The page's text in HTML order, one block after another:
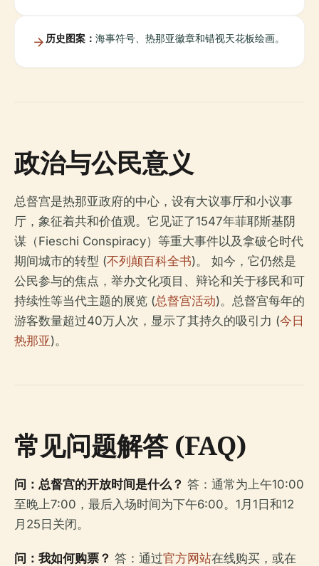
历史图案： 海事符号、热那亚徽章和错视天花板绘画。
政治与公民意义
总督宫是热那亚政府的中心，设有大议事厅和小议事
厅，象征着共和价值观。它见证了1547年菲耶斯基阴
谋（Fieschi Conspiracy）等重大事件以及拿破仑时代
期间城市的转型 (不列颠百科全书)。 如今，它仍然是
公民参与的焦点，举办文化项目、辩论和关于移民和可
持续性等当代主题的展览 (总督宫活动)。总督宫每年的
游客数量超过40万人次，显示了其持久的吸引力 (今日
热那亚)。
常见问题解答 (FAQ)
问：总督宫的开放时间是什么？ 答：通常为上午10:00
至晚上7:00，最后入场时间为下午6:00。1月1日和12
月25日关闭。
问：我如何购票？ 答：通过官方网站在线购买，或在